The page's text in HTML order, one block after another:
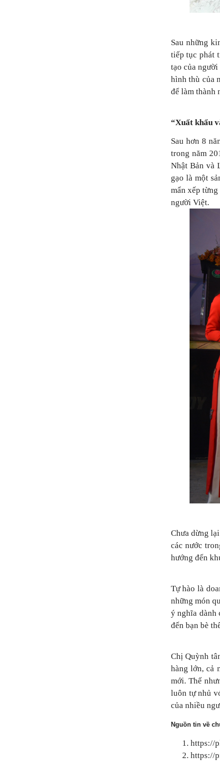
Sau những
tiếp tục phát
tạo của
hình thù của
để làm thành
“Xuất khẩu
Sau hơn 8
trong năm
Nhật Bản và
gạo là một
mẩn xếp
người Việt.
Chưa dừng
các nước
hướng đến
Tự hào là
những món
ý nghĩa dành
đến bạn bè
Chị Quỳnh
hàng lớn, cả
mới. Thế
luôn tự nhủ
của nhiều
Nguồn tin về
https://
https://